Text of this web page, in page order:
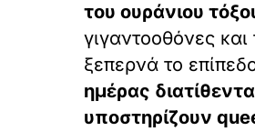
του ουράνιου
γιγαντοοθόνες
ξεπερνά το
ημέρας
υποστηρίζουν